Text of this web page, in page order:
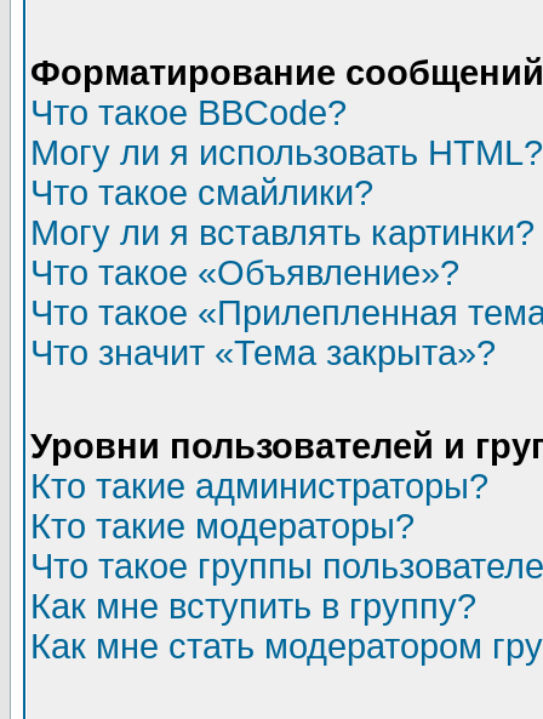
Форматирование
Что такое BBCode?
Могу ли я использовать HTML?
Что такое смайлики?
Могу ли я вставлять картинки?
Что такое «Объявление»?
Что такое «Прилепленная
Что значит «Тема закрыта»?
Уровни пользователей и
Кто такие администраторы?
Кто такие модераторы?
Что такое группы
Как мне вступить в группу?
Как мне стать модератором